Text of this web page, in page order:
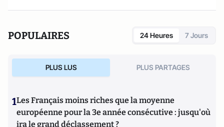
POPULAIRES 24 Heures 7 Jours
PLUS LUS PLUS PARTAGES
1Les Français moins riches que la moyenne
européenne pour la 3e année consécutive : jusqu'où
ira le grand déclassement ?